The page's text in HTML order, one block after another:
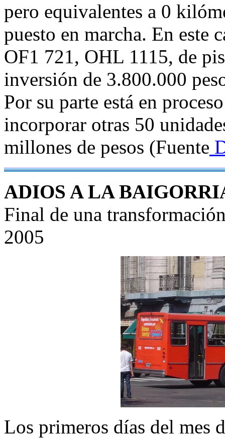
pero equivalentes a 0
puesto en marcha. En este
OF1 721, OHL 1115, de
inversión de 3.800.000
Por su parte está en
incorporar otras 50
millones de pesos (Fuente
ADIOS A LA
Final de una
2005
Los primeros días del mes